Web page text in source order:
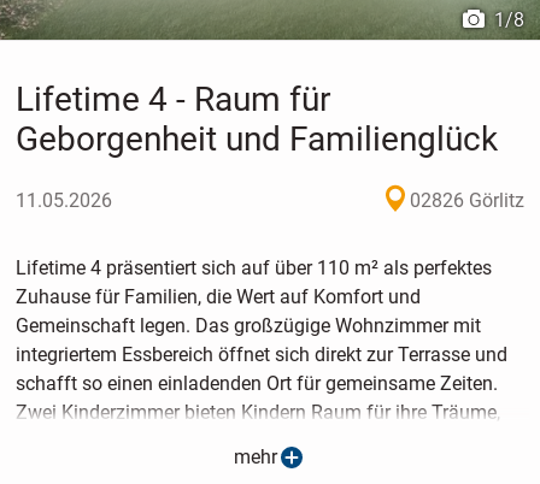
1/8
Lifetime 4 - Raum für
Geborgenheit und Familienglück
11.05.2026 02826 Görlitz
Lifetime 4 präsentiert sich auf über 110 m² als perfektes
Zuhause für Familien, die Wert auf Komfort und
Gemeinschaft legen. Das großzügige Wohnzimmer mit
integriertem Essbereich öffnet sich direkt zur Terrasse und
schafft so einen einladenden Ort für gemeinsame Zeiten.
Zwei Kinderzimmer bieten Kindern Raum für ihre Träume,
während das ruhige Elternschlafzimmer eine Oase der
Erholung und Privatsphäre darstellt. Jeder Raum ist
mehr